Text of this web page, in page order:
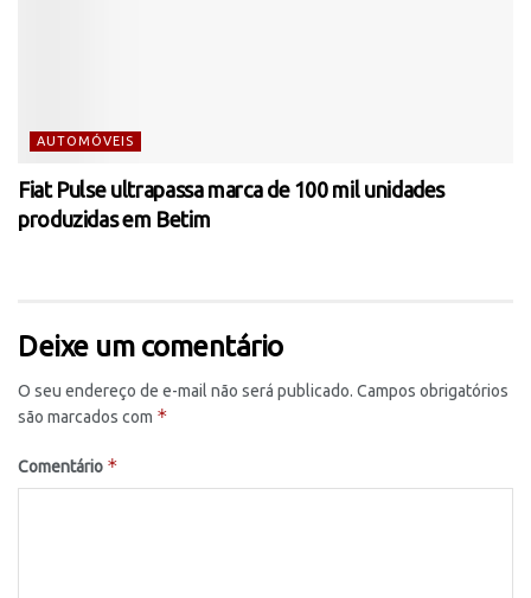
AUTOMÓVEIS
Fiat Pulse ultrapassa marca de 100 mil unidades
produzidas em Betim
Deixe um comentário
O seu endereço de e-mail não será publicado. Campos obrigatórios
são marcados com *
Comentário *